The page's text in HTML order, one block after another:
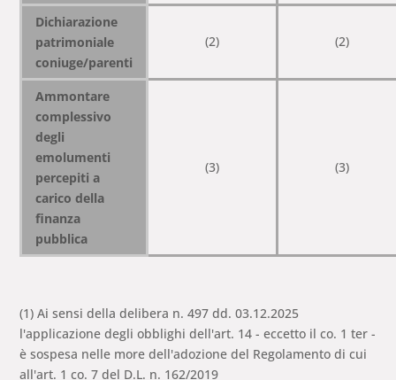
Dichiarazione
patrimoniale
coniuge/parenti
(2) (2)
Ammontare
complessivo
degli
emolumenti
percepiti a
carico della
finanza
pubblica
(3) (3)
(1) Ai sensi della delibera n. 497 dd. 03.12.2025
l'applicazione degli obblighi dell'art. 14 - eccetto il co. 1 ter -
è sospesa nelle more dell'adozione del Regolamento di cui
all'art. 1 co. 7 del D.L. n. 162/2019